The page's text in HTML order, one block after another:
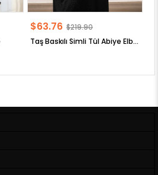
Taş Baskılı Simli Tül Abiye Elbise
$63.76 $219.90